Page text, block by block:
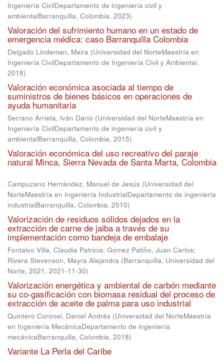
Ingeniería CivilDepartamento de ingeniería civil y
ambientalBarranquilla, Colombia, 2023)
Valoración del sufrimiento humano en un estado de
emergencia médica: caso Barranquilla Colombia
Delgado Lindeman, Maira (Universidad del NorteMaestría en
Ingeniería CivilDepartamento de Ingeniería Civil y Ambiental,
2018)
Valoración económica asociada al tiempo de
suministros de bienes básicos en operaciones de
ayuda humanitaria
Serrano Arrieta, Iván Darío (Universidad del NorteMaestría en
Ingeniería CivilDepartamento de ingeniería civil y
ambientalBarranquilla, Colombia, 2015)
Valoración económica del uso recreativo del paraje
natural Minca, Sierra Nevada de Santa Marta, Colombia
Campuzano Hernández, Manuel de Jesús (Universidad del
NorteMaestría en Ingeniería IndustrialDepartamento de ingeniería
industrialBarranquilla, Colombia, 2010)
Valorización de residuos sólidos dejados en la
extracción de carne de jaiba a través de su
implementación como bandeja de embalaje
Fontalvo Villa, Claudia Patricia; Gomez Patiño, Juan Carlos;
Rivera Stevenson, Mayra Alejandra (Barranquilla, Universidad del
Norte, 2021 , 2021-11-30)
Valorización energética y ambiental de carbón mediante
su co-gasificación con biomasa residual del proceso de
extracción de aceite de palma para uso industrial
Quintero Coronel, Daniel Andrés (Universidad del NorteMaestría
en Ingeniería MecánicaDepartamento de ingeniería
mecánicaBarranquilla, Colombia, 2018)
Variante La Perla del Caribe